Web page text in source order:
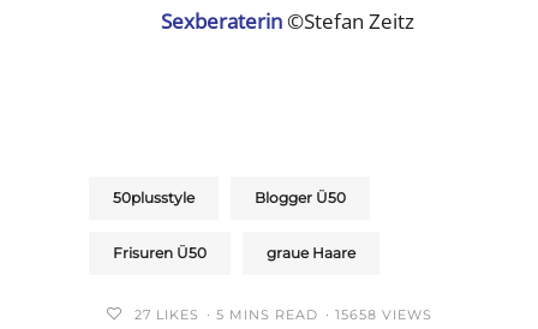
Sexberaterin©Stefan Zeitz
50plusstyle Blogger Ü50
Frisuren Ü50 graue Haare
27 LIKES 5 MINS READ 15658 VIEWS